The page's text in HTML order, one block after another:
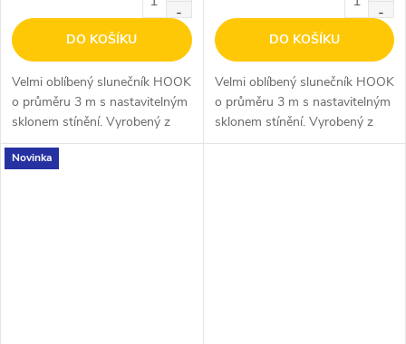
DO KOŠÍKU
Velmi oblíbený slunečník HOOK
o průměru 3 m s nastavitelným
sklonem stínění. Vyrobený z
odolného polyesteru. Slunečník
je dodáván bez závaží!
DO KOŠÍKU
Velmi oblíbený slunečník HOOK
o průměru 3 m s nastavitelným
sklonem stínění. Vyrobený z
odolného polyesteru. Slunečník
Novinka